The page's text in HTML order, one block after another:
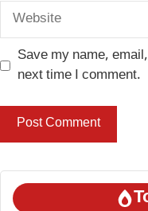
Website
Save my name,
next time I comment.